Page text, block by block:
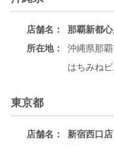
店舗名：
那覇新都
所在地：
沖縄県那
はちみね
東京都
店舗名： 新宿西口店